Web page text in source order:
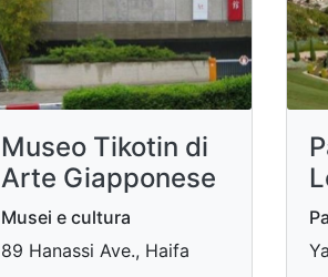
Museo Tikotin di
Arte Giapponese
Musei e cultura
89 Hanassi Ave., Haifa